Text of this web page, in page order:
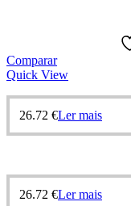
Comparar
Quick View
26.72 €Ler mais
26.72 €Ler mais